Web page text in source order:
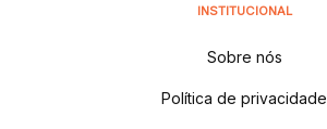
INSTITUCIONAL
Sobre nós
Política de privacidade